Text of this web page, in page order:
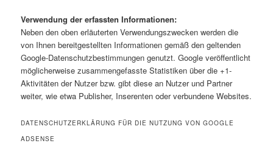
Verwendung der erfassten Informationen:
Neben den oben erläuterten Verwendungszwecken werden die
von Ihnen bereitgestellten Informationen gemäß den geltenden
Google-Datenschutzbestimmungen genutzt. Google veröffentlicht
möglicherweise zusammengefasste Statistiken über die +1-
Aktivitäten der Nutzer bzw. gibt diese an Nutzer und Partner
weiter, wie etwa Publisher, Inserenten oder verbundene Websites.
DATENSCHUTZERKLÄRUNG FÜR DIE NUTZUNG VON GOOGLE
ADSENSE